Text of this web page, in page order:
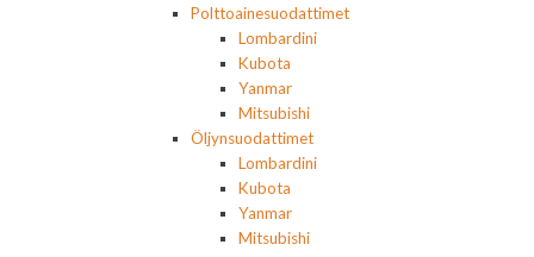
Polttoainesuodattimet
Lombardini
Kubota
Yanmar
Mitsubishi
Öljynsuodattimet
Lombardini
Kubota
Yanmar
Mitsubishi